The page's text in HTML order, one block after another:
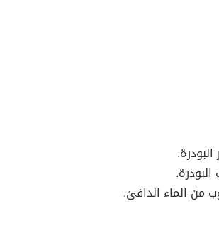
من الماء الدافئ.